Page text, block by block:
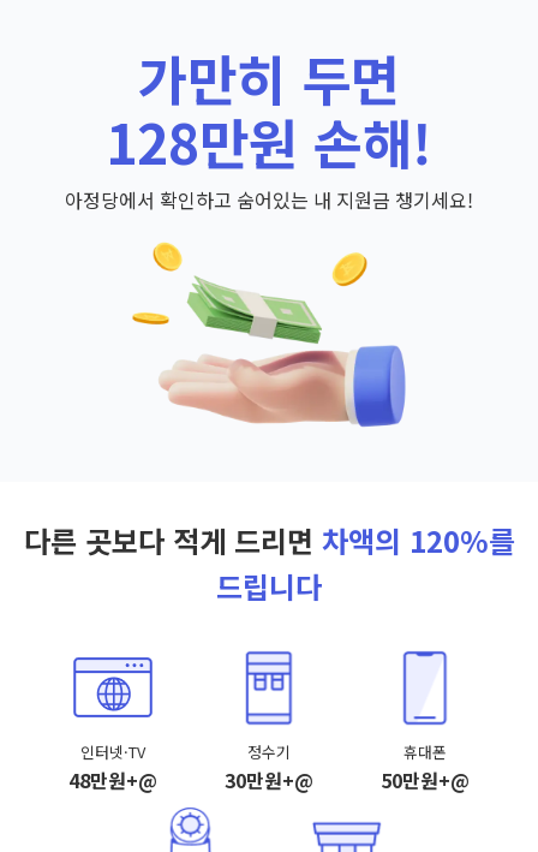
가만히 두면
128만원 손해!
아정당에서 확인하고 숨어있는 내 지원금 챙기세요!
다른 곳보다 적게 드리면 차액의 120%를
드립니다
인터넷·TV
48만원+@
정수기
30만원+@
휴대폰
50만원+@